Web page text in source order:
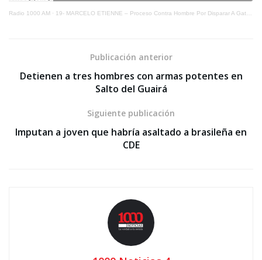
Radio 1000 AM · 19- MARCELO ETIENNE – Proceso Contra Hombre Por Disparar A Gatos Con Rifle
Publicación anterior
Detienen a tres hombres con armas potentes en
Salto del Guairá
Siguiente publicación
Imputan a joven que habría asaltado a brasileña en
CDE